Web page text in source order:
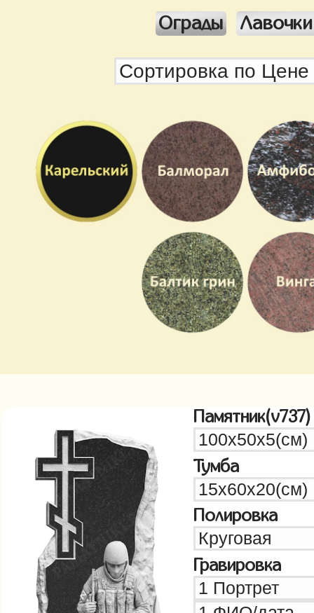
Ограды
Памятник(v737)
Тумба
Полировка
Гравировка